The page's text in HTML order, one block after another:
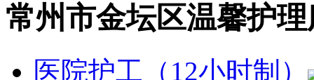
常州市金坛区温馨护
医院护工（12小时制）